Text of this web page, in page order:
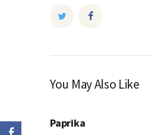
You May Also Like
Paprika